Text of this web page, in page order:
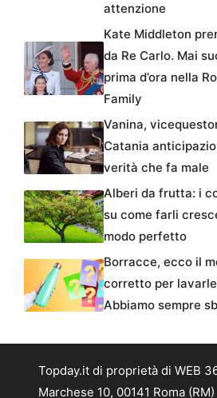
attenzione
Kate Middleton
da Re Carlo. Mai
prima d’ora nella
Family
Vanina,
Catania
verità che fa male
Alberi da frutta: i
su come farli
modo perfetto
Borracce, ecco il
corretto per
Abbiamo sempre
Topday.it di proprietà di WEB
Marchese 10, 00141 Roma